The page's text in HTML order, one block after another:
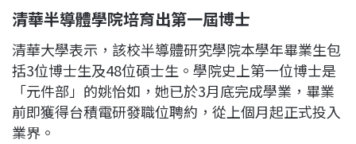
清華半導體學院培育出第一屆博士
清華大學表示，該校半導體研究學院本學年畢業生包
括3位博士生及48位碩士生。學院史上第一位博士是
「元件部」的姚怡如，她已於3月底完成學業，畢業
前即獲得台積電研發職位聘約，從上個月起正式投入
業界。